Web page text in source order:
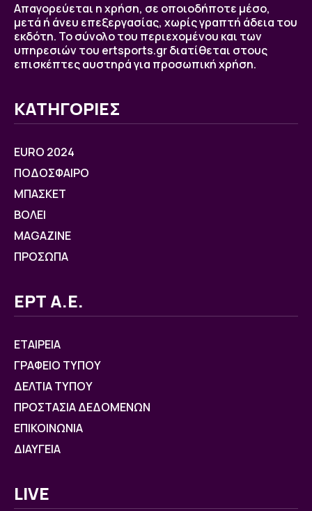
Απαγορεύεται η χρήση, σε οποιοδήποτε μέσο,
μετά ή άνευ επεξεργασίας, χωρίς γραπτή άδεια του
εκδότη. Το σύνολο του περιεχομένου και των
υπηρεσιών του ertsports.gr διατίθεται στους
επισκέπτες αυστηρά για προσωπική χρήση.
ΚΑΤΗΓΟΡΙΕΣ
EURO 2024
ΠΟΔΟΣΦΑΙΡΟ
ΜΠΑΣΚΕΤ
ΒOΛΕΙ
MAGAZINE
ΠΡΟΣΩΠΑ
ΕΡΤ Α.Ε.
ΕΤΑΙΡΕΙΑ
ΓΡΑΦΕΙΟ ΤΥΠΟΥ
ΔΕΛΤΙΑ ΤΥΠΟΥ
ΠΡΟΣΤΑΣΙΑ ΔΕΔΟΜΕΝΩΝ
ΕΠΙΚΟΙΝΩΝΙΑ
ΔΙΑΥΓΕΙΑ
LIVE